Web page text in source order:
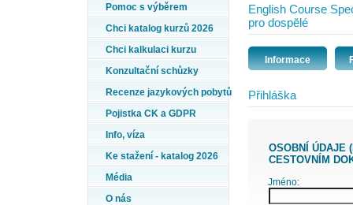
Pomoc s výběrem
Chci katalog kurzů 2026
Chci kalkulaci kurzu
Konzultační schůzky
Recenze jazykových pobytů
Pojistka CK a GDPR
Info, víza
Ke stažení - katalog 2026
Média
O nás
English Course
pro dospělé
Informace
Přihláška
OSOBNÍ ÚDAJE (PŘÍJMENÍ A JMÉNO VYPLŇTE PODLE ÚDAJŮ VE VAŠEM
CESTOVNÍM
Jméno: